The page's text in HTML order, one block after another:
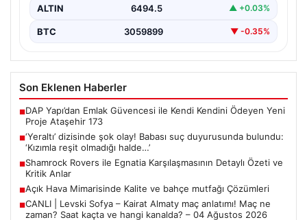
ALTIN 6494.5 ▲ +0.03%
BTC 3059899 ▼ -0.35%
Son Eklenen Haberler
■DAP Yapı’dan Emlak Güvencesi ile Kendi Kendini Ödeyen Yeni
Proje Ataşehir 173
■‘Yeraltı’ dizisinde şok olay! Babası suç duyurusunda bulundu:
‘Kızımla reşit olmadığı halde…’
■Shamrock Rovers ile Egnatia Karşılaşmasının Detaylı Özeti ve
Kritik Anlar
■Açık Hava Mimarisinde Kalite ve bahçe mutfağı Çözümleri
■CANLI | Levski Sofya – Kairat Almaty maç anlatımı! Maç ne
zaman? Saat kaçta ve hangi kanalda? – 04 Ağustos 2026